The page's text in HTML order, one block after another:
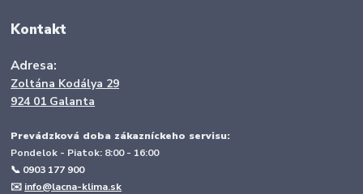
Kontakt
Adresa:
Zoltána Kodálya 29
924 01 Galanta
Prevádzková doba zákazníckeho servisu:
Pondelok - Piatok: 8:00 - 16:00
📞 0903 177 900
✉️ info@lacna-klima.sk